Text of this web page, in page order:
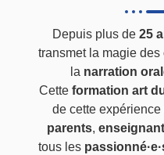
Depuis plus de25
transmet la magie des
la narration
Cette formation art
de cette
parents,
tous les